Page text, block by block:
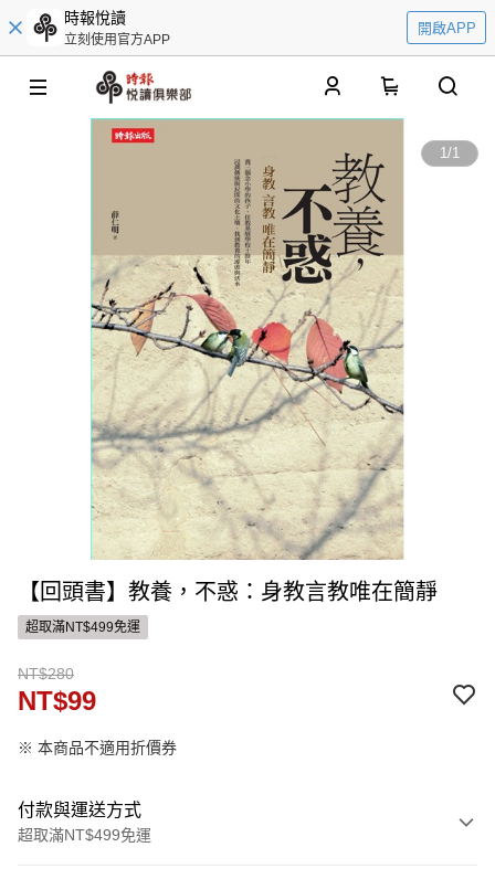
時報悅讀
立刻使用官方APP
開啟APP
1/1
【回頭書】教養，不惑：身教言教唯在簡靜
超取滿NT$499免運
NT$280
NT$99
※ 本商品不適用折價券
付款與運送方式
超取滿NT$499免運